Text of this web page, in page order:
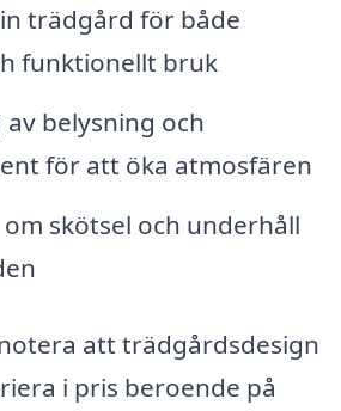
trädgård för både
funktionellt bruk
belysning och
för att öka atmosfären
skötsel och underhåll
att trädgårdsdesign
i pris beroende på